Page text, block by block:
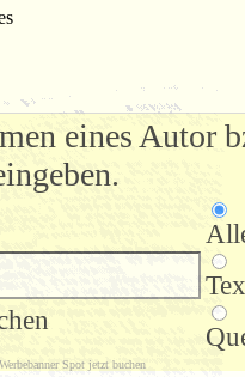
eines Autor
Spot jetzt buchen